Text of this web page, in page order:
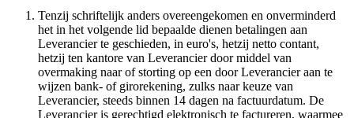
Tenzij schriftelijk anders overeengekomen en onverminderd
het in het volgende lid bepaalde dienen betalingen aan
Leverancier te geschieden, in euro's, hetzij netto contant,
hetzij ten kantore van Leverancier door middel van
overmaking naar of storting op een door Leverancier aan te
wijzen bank- of girorekening, zulks naar keuze van
Leverancier, steeds binnen 14 dagen na factuurdatum. De
Leverancier is gerechtigd elektronisch te factureren, waarmee